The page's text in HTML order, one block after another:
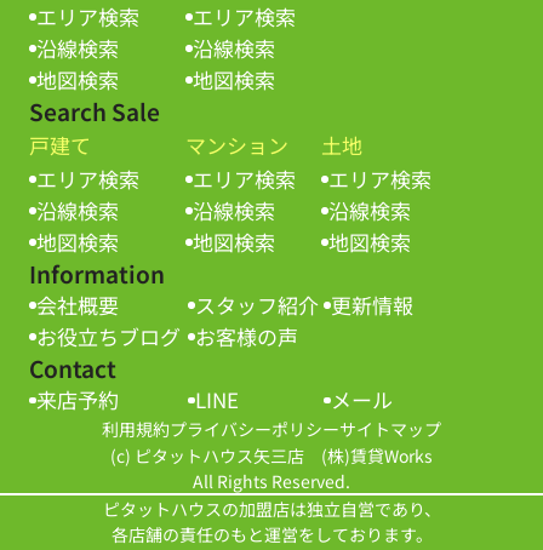
エリア検索
沿線検索
地図検索
エリア検索
沿線検索
地図検索
Search Sale
戸建て
エリア検索
沿線検索
地図検索
マンション
エリア検索
沿線検索
地図検索
土地
エリア検索
沿線検索
地図検索
Information
会社概要 スタッフ紹介 更新情報
お役立ちブログ お客様の声
Contact
来店予約 LINE メール
利用規約プライバシーポリシーサイトマップ
(c) ピタットハウス矢三店 (株)賃貸Works
All Rights Reserved.
ピタットハウスの加盟店は独立自営であり、
各店舗の責任のもと運営をしております。